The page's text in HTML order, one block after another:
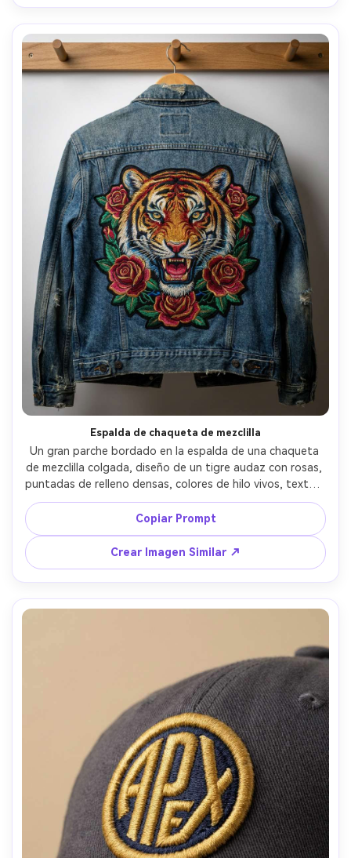
Espalda de chaqueta de mezclilla
Un gran parche bordado en la espalda de una chaqueta
de mezclilla colgada, diseño de un tigre audaz con rosas,
puntadas de relleno densas, colores de hilo vivos, textura
y costuras de mezclilla visibles, iluminación de estudio,
sombras suaves, tomada con Sony A7R IV, 85mm,
fotografía de producto de moda, puntadas ultra
realistas --ar 4:5
Copiar Prompt
Crear Imagen Similar ↗